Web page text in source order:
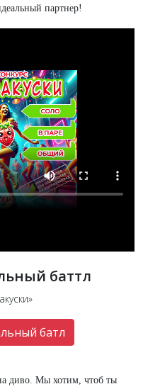
партнер!
баттл
батл
диво. Мы хотим, чтоб ты